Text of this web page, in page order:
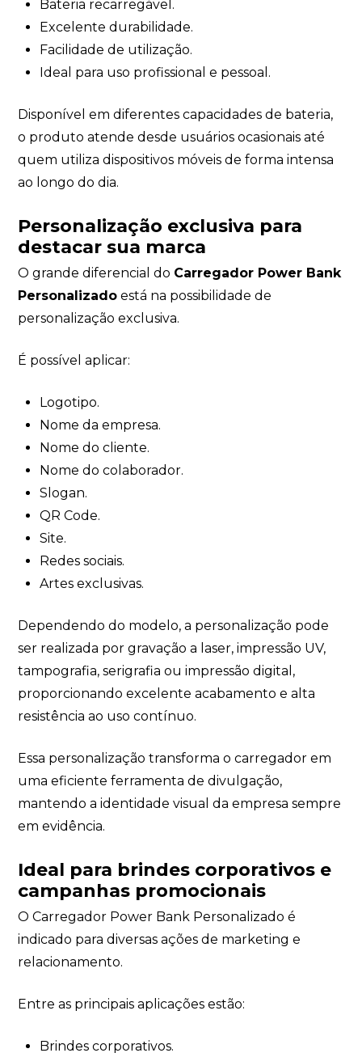
Bateria recarregável.
Excelente durabilidade.
Facilidade de utilização.
Ideal para uso profissional e pessoal.
Disponível em diferentes capacidades de bateria,
o produto atende desde usuários ocasionais até
quem utiliza dispositivos móveis de forma intensa
ao longo do dia.
Personalização exclusiva para
destacar sua marca
O grande diferencial do Carregador Power Bank
Personalizado está na possibilidade de
personalização exclusiva.
É possível aplicar:
Logotipo.
Nome da empresa.
Nome do cliente.
Nome do colaborador.
Slogan.
QR Code.
Site.
Redes sociais.
Artes exclusivas.
Dependendo do modelo, a personalização pode
ser realizada por gravação a laser, impressão UV,
tampografia, serigrafia ou impressão digital,
proporcionando excelente acabamento e alta
resistência ao uso contínuo.
Essa personalização transforma o carregador em
uma eficiente ferramenta de divulgação,
mantendo a identidade visual da empresa sempre
em evidência.
Ideal para brindes corporativos e
campanhas promocionais
O Carregador Power Bank Personalizado é
indicado para diversas ações de marketing e
relacionamento.
Entre as principais aplicações estão:
Brindes corporativos.